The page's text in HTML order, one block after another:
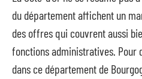
du département affichent un
des offres qui couvrent aussi
fonctions administratives. Pour
dans ce département de